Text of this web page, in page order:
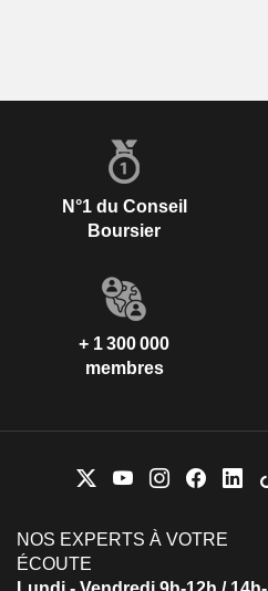
N°1 du Conseil
Boursier
+ 1 300 000
membres
NOS EXPERTS À VOTRE
ÉCOUTE